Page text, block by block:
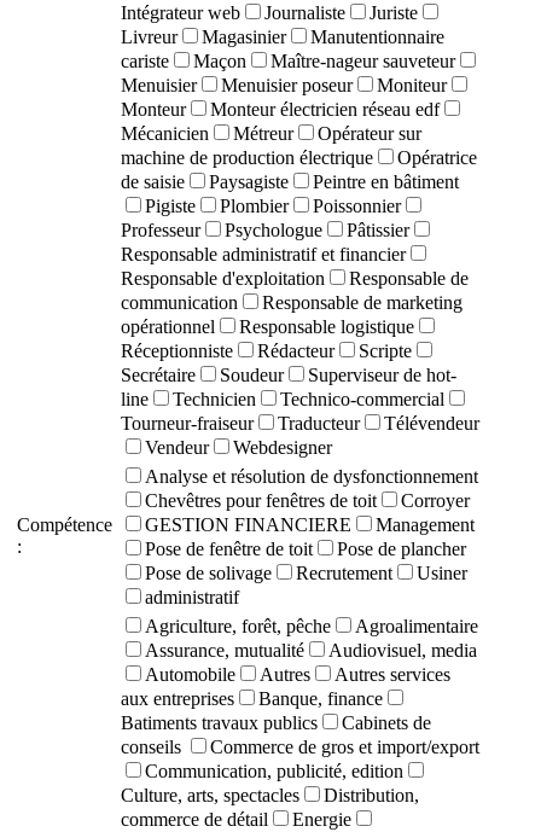
Intégrateur web
Journaliste
Juriste
Livreur
Magasinier
Manutentionnaire
cariste
Maçon
Maître-nageur sauveteur
Menuisier
Menuisier poseur
Moniteur
Monteur
Monteur électricien réseau edf
Mécanicien
Métreur
Opérateur sur
machine de production électrique
Opératrice
de saisie
Paysagiste
Peintre en bâtiment
Pigiste
Plombier
Poissonnier
Professeur
Psychologue
Pâtissier
Responsable administratif et financier
Responsable d'exploitation
Responsable de
communication
Responsable de marketing
opérationnel
Responsable logistique
Réceptionniste
Rédacteur
Scripte
Secrétaire
Soudeur
Superviseur de hot-
line
Technicien
Technico-commercial
Tourneur-fraiseur
Traducteur
Télévendeur
Vendeur
Webdesigner
Compétence
:
Analyse et résolution de dysfonctionnement
Chevêtres pour fenêtres de toit
Corroyer
GESTION FINANCIERE
Management
Pose de fenêtre de toit
Pose de plancher
Pose de solivage
Recrutement
Usiner
administratif
Agriculture, forêt, pêche
Agroalimentaire
Assurance, mutualité
Audiovisuel, media
Automobile
Autres
Autres services
aux entreprises
Banque, finance
Batiments travaux publics
Cabinets de
conseils
Commerce de gros et import/export
Communication, publicité, edition
Culture, arts, spectacles
Distribution,
commerce de détail
Energie